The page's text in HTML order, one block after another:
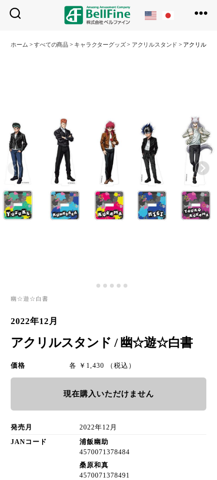
フ
ホーム >すべての商品 > キャラクターグッズ> アクリルスタンド > アクリルス
幽☆遊☆白書
2022年12月
アクリルスタンド / 幽☆遊☆白書
価格 各 ￥1,430 （税込）
現在購入いただけません
発売月 2022年12月
JANコード
浦飯幽助
4570071378484
桑原和真
4570071378491